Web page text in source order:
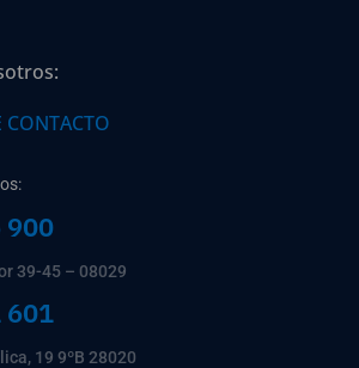
900
39-45 – 08029
601
19 9ºB 28020